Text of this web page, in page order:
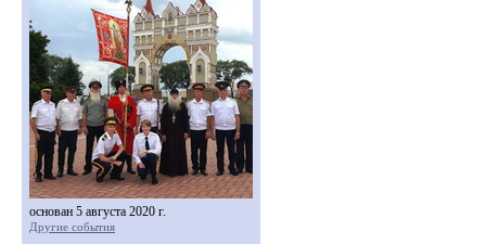
основан 5 августа 2020 г.
Другие события